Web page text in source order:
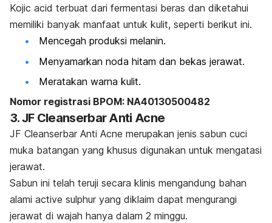
Kojic acid terbuat dari fermentasi beras dan diketahui
memiliki banyak manfaat untuk kulit, seperti berikut ini.
Mencegah produksi melanin.
Menyamarkan noda hitam dan bekas jerawat.
Meratakan warna kulit.
Nomor registrasi BPOM: NA40130500482
3. JF Cleanserbar Anti Acne
JF Cleanserbar Anti Acne merupakan jenis sabun cuci
muka batangan yang khusus digunakan untuk mengatasi
jerawat.
Sabun ini telah teruji secara klinis mengandung bahan
alami active sulphur yang diklaim dapat mengurangi
jerawat di wajah hanya dalam 2 minggu.